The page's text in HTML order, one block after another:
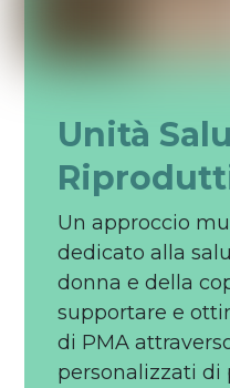
Unità
Un approccio
dedicato alla
donna e della
supportare e
di PMA
personalizzati di